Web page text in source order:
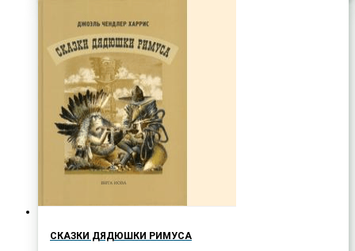
СКАЗКИ ДЯДЮШКИ РИМУСА